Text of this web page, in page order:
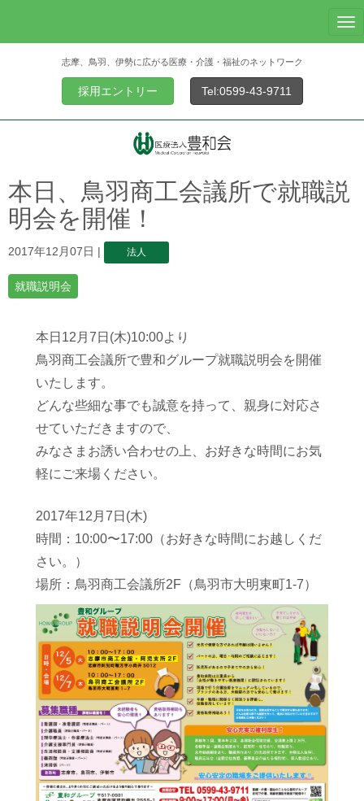
N
a
a
o
n
志摩、鳥羽、伊勢に広がる医療・介護・福祉のネットワーク
採用エントリー Tel:0599-43-9711
本日、鳥羽商工会議所で就職説
明会を開催！
2017年12月07日 法人
就職説明会
本日12月7日(木)10:00より
鳥羽商工会議所で豊和グループ就職説明会を開催
いたします。
どんな些細な事でも誠意を持って、親身に対応さ
せていただきますので、
みなさまお誘い合わせの上、お好きな時間にお気
軽にご来場ください。
2017年12月7日(木)
時間：10:00〜17:00（お好きな時間にお越しくだ
さい。）
場所：鳥羽商工会議所2F（鳥羽市大明東町1-7）